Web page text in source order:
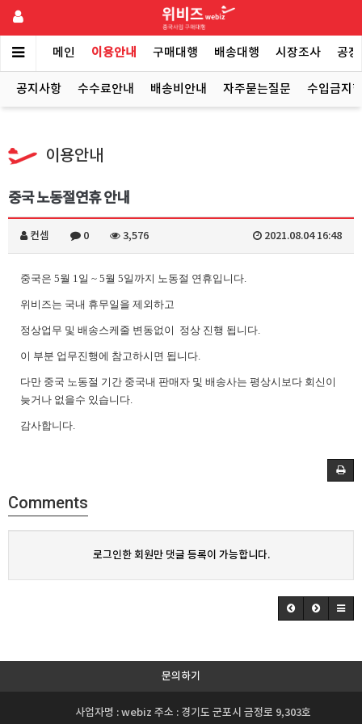
메인 이용안내 구매대행 배송대행 시장조사 공
공지사항 수수료안내 배송비안내 자주묻는질문 수입금지
이용안내
중국 노동절연휴 안내
컨셉 0 3,576 2021.08.04 16:48
중국은 5월 1일 ~ 5월 5일까지 노동절 연휴입니다.
위비즈는 국내 휴무일을 제외하고
정상업무 및 배송스케줄 변동없이 정상 진행 됩니다.
이 부분 업무진행에 참고하시면 됩니다.
다만 중국 노동절 기간 중국내 판매자 및 배송사는 평상시보다 회신이
늦거나 없을수 있습니다.
감사합니다.
Comments
로그인한 회원만 댓글 등록이 가능합니다.
문의하기
사업자명 : webiz 주소 : 경기도 군포시 금정로 9,303호